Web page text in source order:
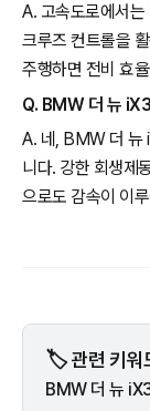
A. 고속도로에서
크루즈 컨트롤을
주행하면 전비 효
Q. BMW 더 뉴
A. 네, BMW 더 뉴
니다. 강한 회생제
으로도 감속이 이
🏷️ 관련 키워
BMW 더 뉴